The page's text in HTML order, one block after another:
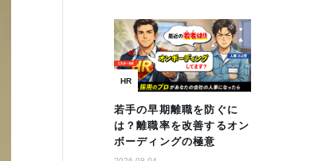
HR
若手の早期離職を防ぐに
は？離職率を改善するオン
ボーディングの極意